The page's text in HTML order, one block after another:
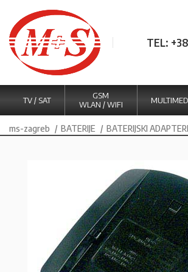
TEL:
TV / SAT
GSM
WLAN / WIFI
ms-zagreb BATERIJE BATERIJSKI